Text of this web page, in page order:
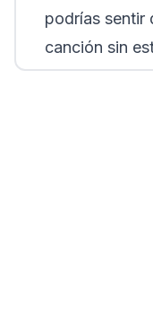
podrías sentir
canción sin